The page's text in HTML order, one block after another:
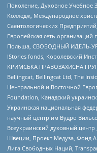
Поколение, Духовное Учебное
Колледж, Международное
Саентологических
Европейская сеть
Польша, СВОБОДНЫЙ ИДЕЛЬ-
IStories fonds, Королевский
КРИМСЬКА ПРАВОЗАХИСНА
Bellingcat, Bellingcat Ltd, The
Центральной и Восточной
Foundation, Канадский
Украинская национальная
научный центр им Вудро
Всеукраинский духовный
Швеции, Проект Медуза, Фонд
Лига Свободных Наций,